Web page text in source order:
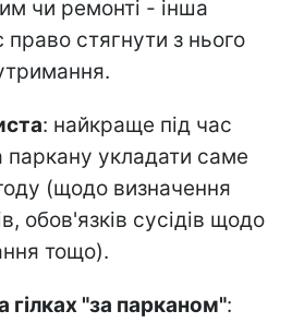
чи ремонті - інша
стягнути з нього
: найкраще під час
паркану укладати саме
(щодо визначення
обов'язків сусідів щодо
тощо).
гілках "за парканом":